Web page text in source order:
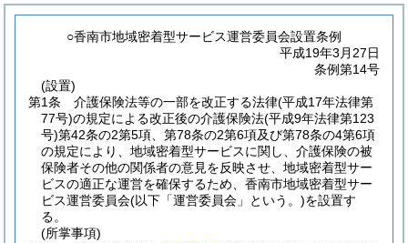
○香南市地域密着型サービス運営委員会設置条例
平成19年3月27日
条例第14号
(設置)
第1条
介護保険法等の一部を改正する法律(平成17年法律第
77号)の規定による改正後の介護保険法(平成9年法律第123
号)第42条の2第5項、第78条の2第6項及び第78条の4第6項
の規定により、地域密着型サービスに関し、介護保険の被
保険者その他の関係者の意見を反映させ、地域密着型サー
ビスの適正な運営を確保するため、香南市地域密着型サー
ビス運営委員会(以下「運営委員会」という。)を設置す
る。
(所掌事項)